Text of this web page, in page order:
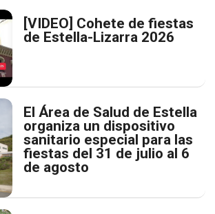
[VIDEO] Cohete de fiestas
de Estella-Lizarra 2026
El Área de Salud de Estella
organiza un dispositivo
sanitario especial para las
fiestas del 31 de julio al 6
de agosto